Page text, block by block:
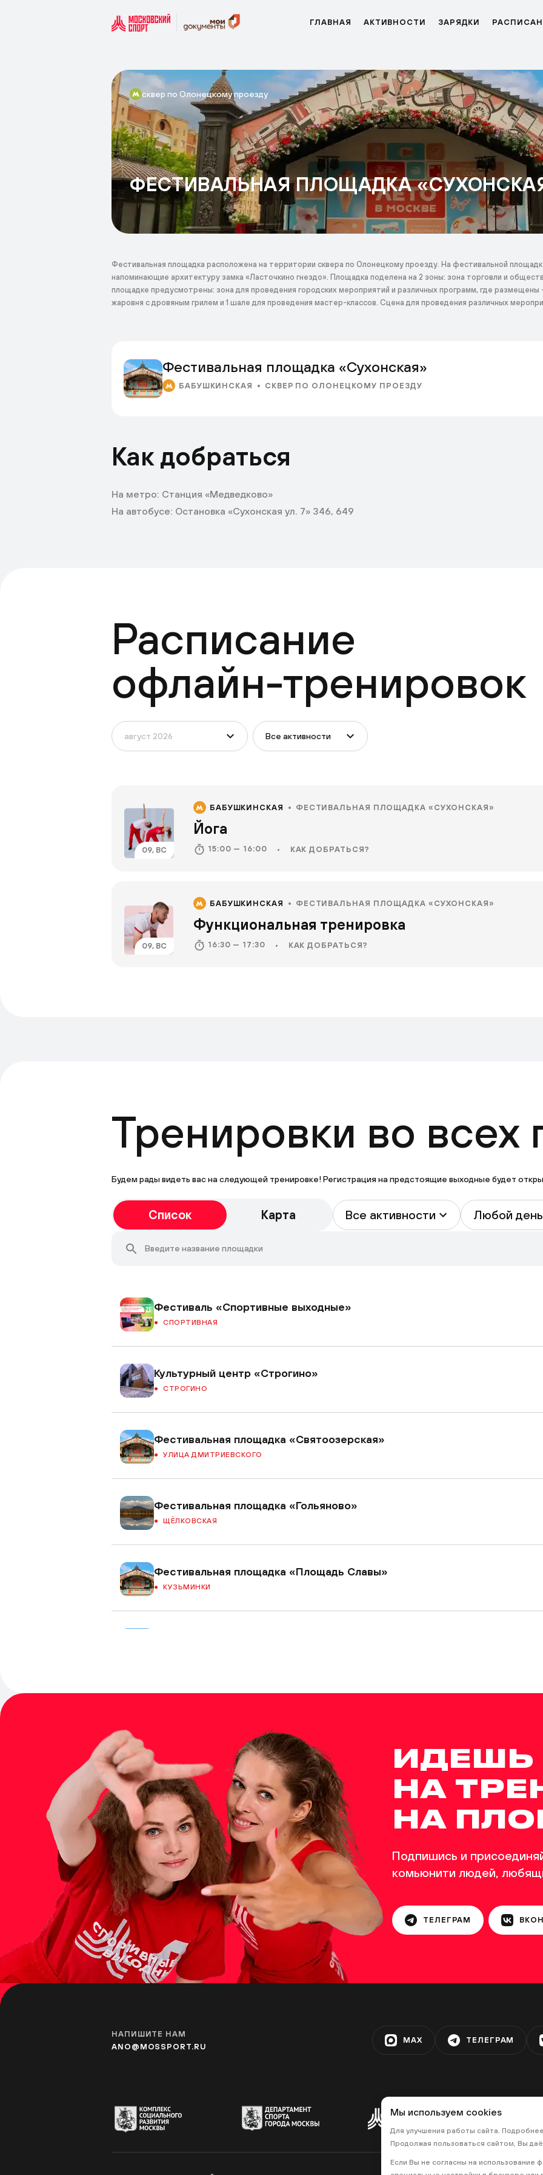
ГЛАВНАЯ АКТИВНОСТИ ЗАРЯДКИ
сквер по Олонецкому проезду
ФЕСТИВАЛЬНАЯ ПЛОЩАДКА
Фестивальная площадка расположена на территории сквера по Олонецкому проезду. На фестивальной
напоминающие архитектуру замка «Ласточкино гнездо». Площадка поделена на 2 зоны: зона торговли и
площадке предусмотрены: зона для проведения городских мероприятий и различных программ, где
жаровня с дровяным грилем и 1 шале для проведения мастер-классов. Сцена для проведения различных
Фестивальная площадка «Сухонская»
БАБУШКИНСКАЯ СКВЕР ПО ОЛОНЕЦКОМУ ПРОЕЗДУ
Как добраться
На метро: Станция «Медведково»
На автобусе: Остановка «Сухонская ул. 7» 346, 649
Расписание
офлайн-тренировок
Все активности
09, ВС
БАБУШКИНСКАЯ ФЕСТИВАЛЬНАЯ ПЛОЩАДКА «СУХОНСКАЯ»
Йога
15:00 — 16:00 • КАК ДОБРАТЬСЯ?
09, ВС
БАБУШКИНСКАЯ ФЕСТИВАЛЬНАЯ ПЛОЩАДКА «СУХОНСКАЯ»
Функциональная тренировка
16:30 — 17:30 • КАК ДОБРАТЬСЯ?
Тренировки во всех
Будем рады видеть вас на следующей тренировке! Регистрация на предстоящие выходные будет
Список Карта Все активности Любой день
Фестиваль «Спортивные выходные»
СПОРТИВНАЯ
Культурный центр «Строгино»
СТРОГИНО
Фестивальная площадка «Святоозерская»
УЛИЦА ДМИТРИЕВСКОГО
Фестивальная площадка «Гольяново»
ЩЁЛКОВСКАЯ
Фестивальная площадка «Площадь Славы»
КУЗЬМИНКИ
Фестивальная площадка «Алма-Атинская»
АЛМА-АТИНСКАЯ
Фестивальная площадка на бульваре Дмитрия Донского
УЛИЦА СТАРОКАЧАЛОВСКАЯ
Фестивальная площадка «Теплый Стан»
ТЁПЛЫЙ СТАН
Фестивальная площадка на улице Адмирала Руднева
УЛИЦА ГОРЧАКОВА
Фестивальная площадка «Матвеевская»
АМИНЬЕВСКАЯ
Фестивальная площадка «Олимпийская деревня»
ОЗЁРНАЯ
ИДЕШЬ
НА
НА
Подпишись и
комьюнити людей,
ТЕЛЕГРАМ
НАПИШИТЕ НАМ
ANO@MOSSPORT.RU
MAX ТЕЛЕГРАМ
Мы используем cookies
Для улучшения работы сайта.
Продолжая пользоваться сайтом, Вы
Если Вы не согласны на использование